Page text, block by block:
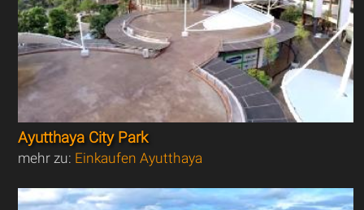
Ayutthaya City Park
mehr zu: Einkaufen Ayutthaya